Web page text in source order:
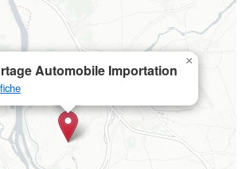
Automobile Importation
×